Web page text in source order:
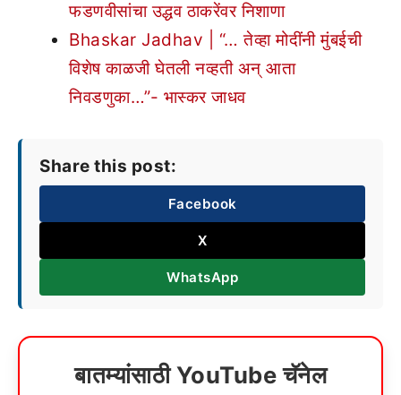
फडणवीसांचा उद्धव ठाकरेंवर निशाणा
Bhaskar Jadhav | “… तेव्हा मोदींनी मुंबईची
विशेष काळजी घेतली नव्हती अन् आता
निवडणुका…”- भास्कर जाधव
Share this post:
Facebook
X
WhatsApp
बातम्यांसाठी YouTube चॅनेल